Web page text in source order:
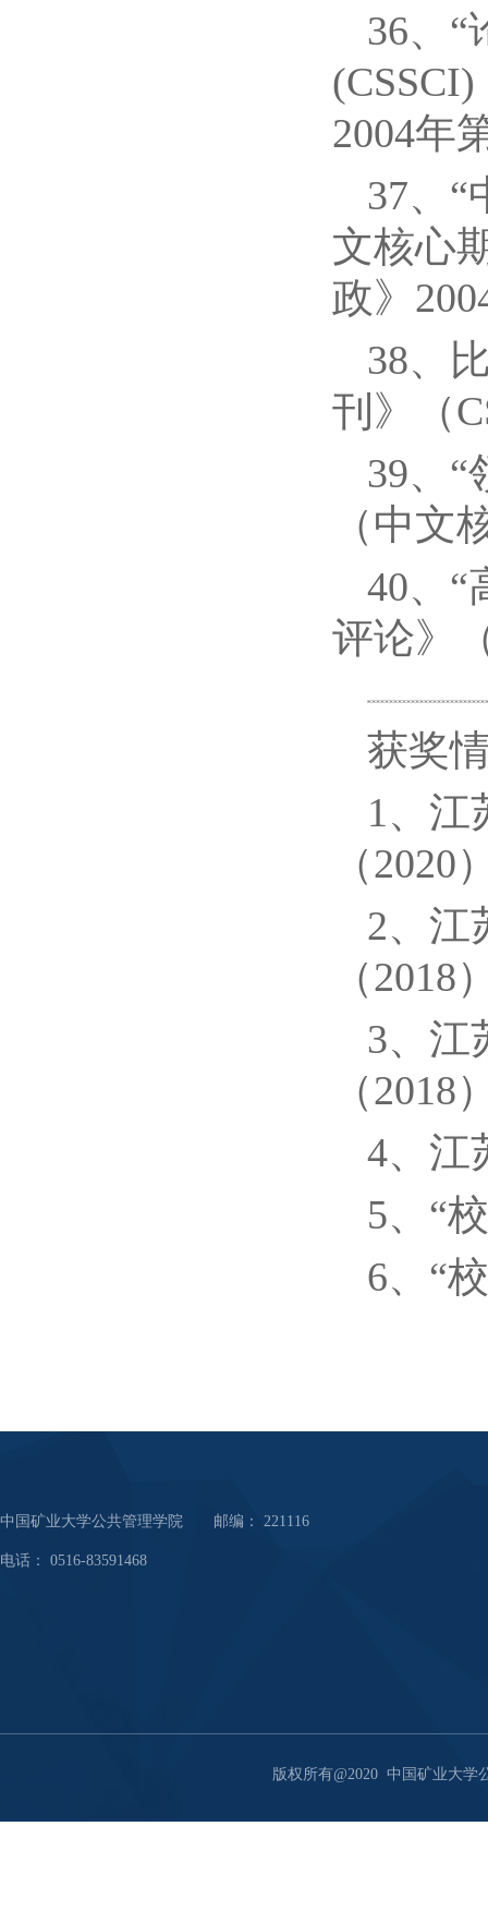
36、“
2004年
37、“
文核心
政》
38、
刊》（
39、“
（中文
40、“
评论》
获奖
1、江
（2020
2、江
（2018
3、江
（2018
4、江
5、“
6、“
中国矿业大学公共管理学院 邮编： 221116
电话： 0516-83591468
版权所有@2020 中国矿业大